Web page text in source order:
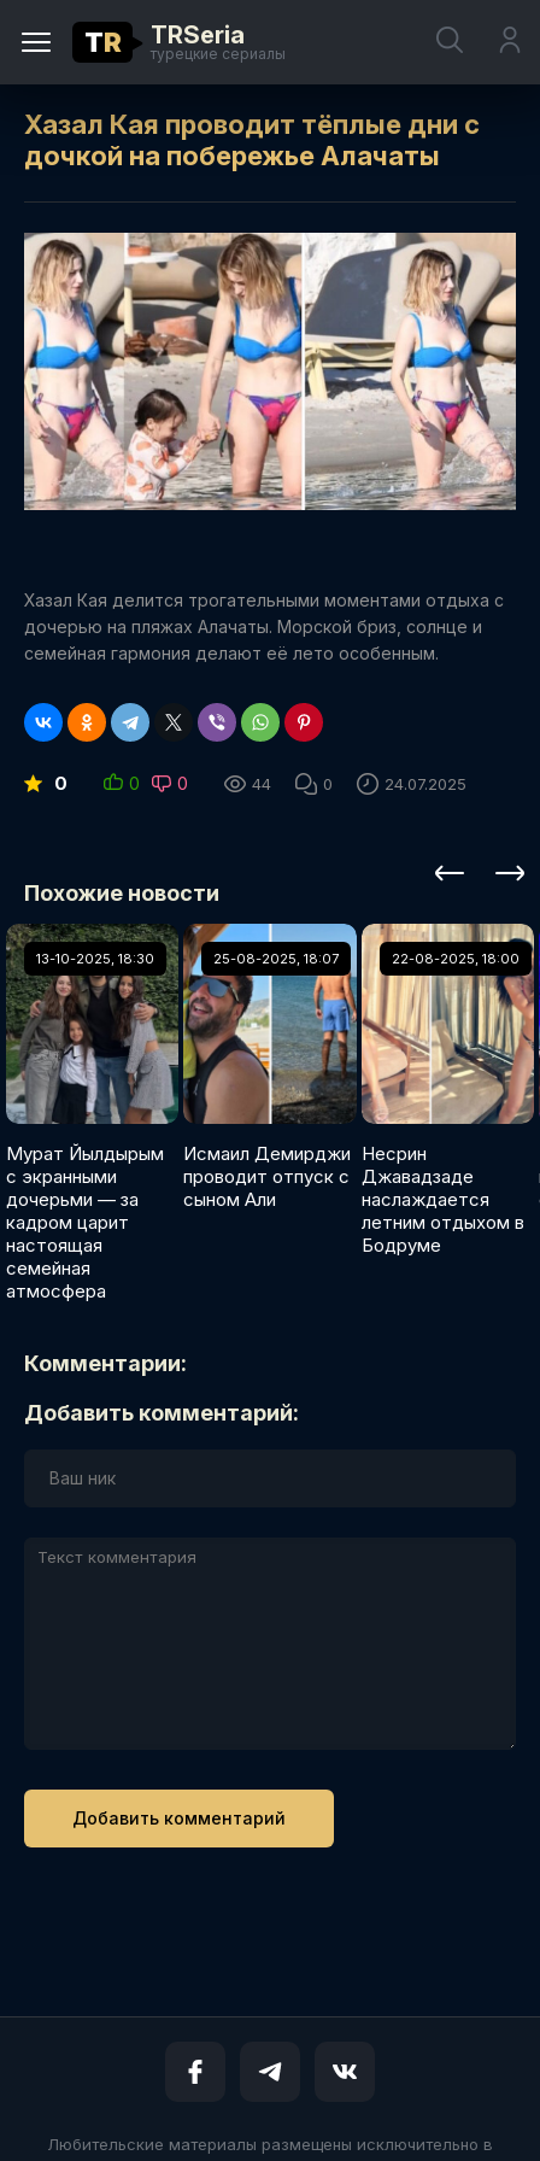
TR TRSeria
турецкие сериалы
Хазал Кая проводит тёплые дни с
дочкой на побережье Алачаты
Хазал Кая делится трогательными моментами отдыха с
дочерью на пляжах Алачаты. Морской бриз, солнце и
семейная гармония делают её лето особенным.
0 0 0 44 0 24.07.2025
Похожие новости
Мурат Йылдырым
с экранными
дочерьми — за
кадром царит
настоящая
семейная
атмосфера
13-10-2025, 18:30
Исмаил Демирджи
проводит отпуск с
сыном Али
25-08-2025, 18:07
Несрин
Джавадзаде
наслаждается
летним отдыхом в
Бодруме
22-08-2025, 18:00
Комментарии:
Добавить комментарий:
Любительские материалы размещены исключительно в